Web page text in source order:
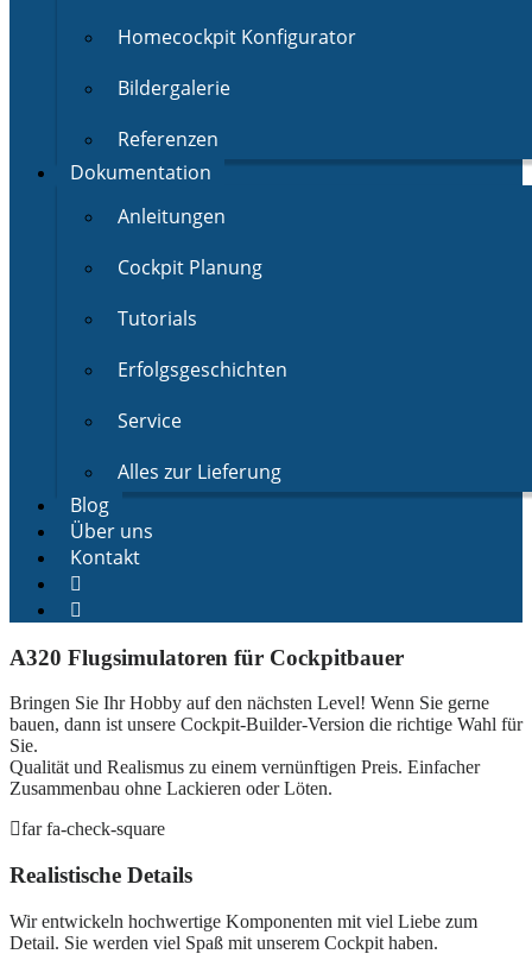
Homecockpit Konfigurator
Bildergalerie
Referenzen
Dokumentation
Anleitungen
Cockpit Planung
Tutorials
Erfolgsgeschichten
Service
Alles zur Lieferung
Blog
Über uns
Kontakt
A320 Flugsimulatoren für Cockpitbauer
Bringen Sie Ihr Hobby auf den nächsten Level! Wenn Sie gerne
bauen, dann ist unsere Cockpit-Builder-Version die richtige Wahl für
Sie.
Qualität und Realismus zu einem vernünftigen Preis. Einfacher
Zusammenbau ohne Lackieren oder Löten.
far fa-check-square
Realistische Details
Wir entwickeln hochwertige Komponenten mit viel Liebe zum
Detail. Sie werden viel Spaß mit unserem Cockpit haben.